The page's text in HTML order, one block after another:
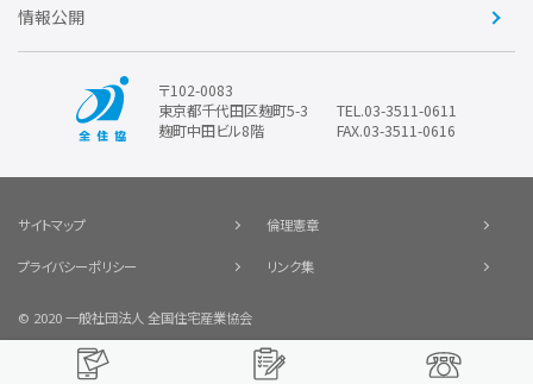
情報公開
〒102-0083
東京都千代田区麹町5-3
麹町中田ビル8階
TEL.03-3511-0611
FAX.03-3511-0616
サイトマップ 倫理憲章
プライバシーポリシー リンク集
© 2020 一般社団法人 全国住宅産業協会